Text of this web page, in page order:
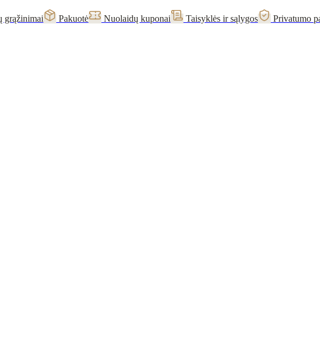
grąžinimai Pakuotė Nuolaidų kuponai Taisyklės ir sąlygos Privatumo